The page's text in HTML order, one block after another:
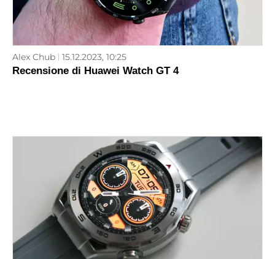
Alex Chub 15.12.2023, 10:25
Recensione di Huawei Watch GT 4